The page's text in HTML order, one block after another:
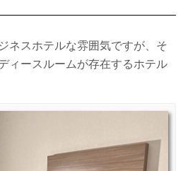
ネスホテルな雰囲気ですが、そ
ィースルームが存在するホテル